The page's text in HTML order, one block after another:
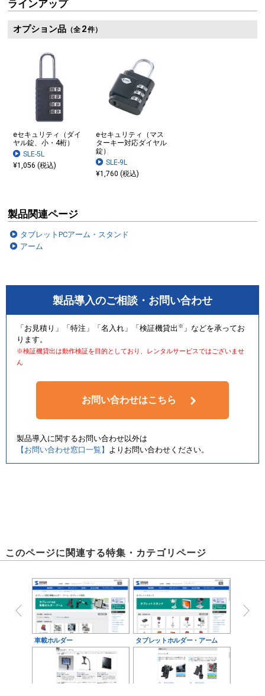
ラインアップ
オプション品（全 2件）
eセキュリティ（ダイ
ヤル錠、小・4桁）
SLE-5L
¥1,056 (税込)
eセキュリティ（マス
ターキー対応ダイヤル
錠）
SLE-9L
¥1,760 (税込)
製品関連ページ
タブレットPCアーム・スタンド
アーム
製品導入のご相談・お問い合わせ
「お見積り」「特注」「名入れ」「検証機貸出 ※ 」などを承ってお
ります。
※検証機貸出は動作検証を目的としており、レンタルサービスではございませ
ん
お問い合わせはこちら
製品導入に関するお問い合わせ以外は
【お問い合わせ窓口一覧】 よりお問い合わせください。
このページに関連する特集・カテゴリページ
車載ホルダー タブレットホルダー・アーム